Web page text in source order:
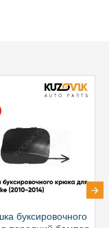
буксировочного